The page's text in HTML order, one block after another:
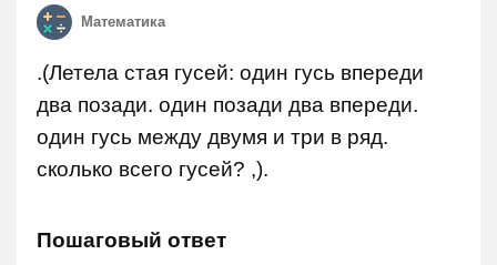
Математика
.(Летела стая гусей: один гусь впереди
два позади. один позади два впереди.
один гусь между двумя и три в ряд.
сколько всего гусей? ,).
Пошаговый ответ